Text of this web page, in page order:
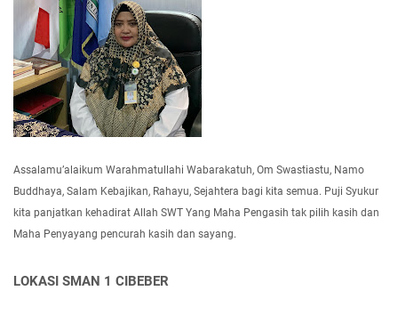
Assalamu’alaikum Warahmatullahi Wabarakatuh, Om Swastiastu, Namo
Buddhaya, Salam Kebajikan, Rahayu, Sejahtera bagi kita semua. Puji Syukur
kita panjatkan kehadirat Allah SWT Yang Maha Pengasih tak pilih kasih dan
Maha Penyayang pencurah kasih dan sayang.
LOKASI SMAN 1 CIBEBER